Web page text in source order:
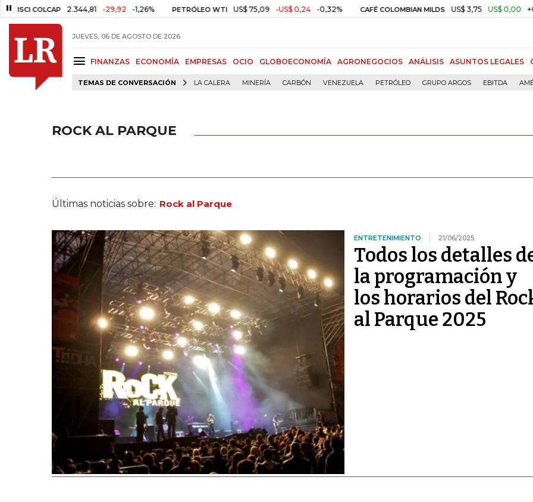
2.344,81 -29,92 -1,26% PETRÓLEO WTI US$ 75,09 -US$ 0,24 -0,32% CAFÉ COLOMBIAN MILDS US$ 3,75 US$ 0,00 +0,01%
JUEVES, 06 DE AGOSTO DE 2026
FINANZAS ECONOMÍA EMPRESAS OCIO GLOBOECONOMÍA AGRONEGOCIOS ANÁLISIS ASUNTOS LEGALES
TEMAS DE CONVERSACIÓN LA CALERA MINERÍA CARBÓN VENEZUELA PETRÓLEO GRUPO ARGOS EBITDA
ROCK AL PARQUE
Últimas noticias sobre: Rock al Parque
ENTRETENIMIENTO 21/06/2025
Todos los detalles
la programación y
los horarios del
al Parque 2025